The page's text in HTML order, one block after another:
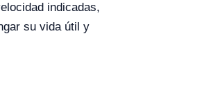
indicadas,
su vida útil y